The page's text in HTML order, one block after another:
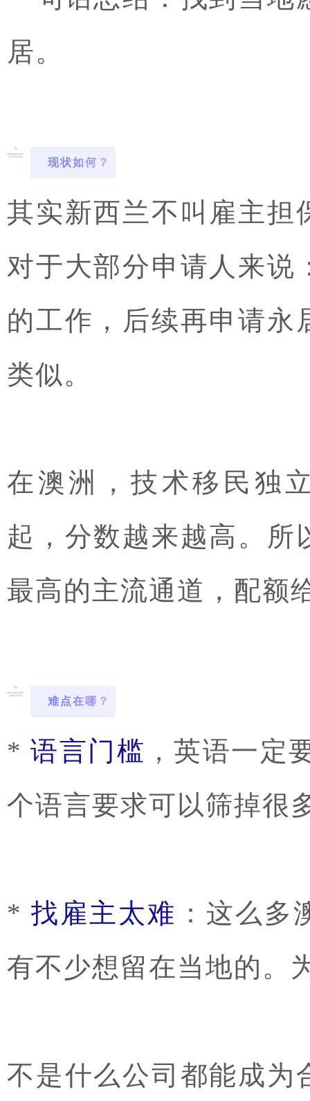
居。
现状如何？
其实新西兰不叫雇主担
对于大部分申请人来说
的工作，后续再申请永
类似。
在澳洲，技术移民独
起，分数越来越高。所
最高的主流通道，配额
难点在哪？
*语言门槛 ，英语一定
个语言要求可以筛掉很
*找雇主太难 ：这么
有不少想留在当地的。
不是什么公司都能成为